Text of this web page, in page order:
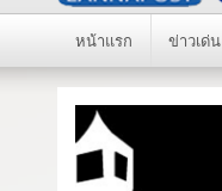
หน้าแรก ข่าวเด่น